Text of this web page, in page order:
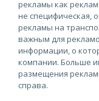
рекламы как
не специфическая,
рекламы на
важным для
информации, о
компании. Больше
размещения
справа.